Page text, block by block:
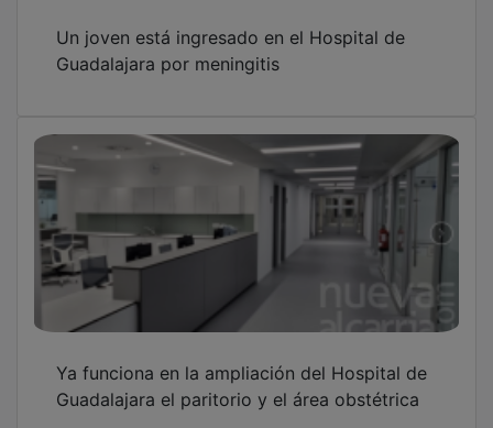
Guadalajara por meningitis
Guadalajara el paritorio y el área obstétrica